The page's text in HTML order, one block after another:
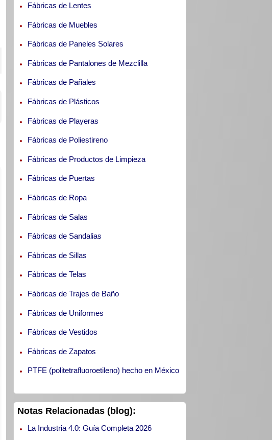
Fábricas de Lentes
Fábricas de Muebles
Fábricas de Paneles Solares
Fábricas de Pantalones de Mezclilla
Fábricas de Pañales
Fábricas de Plásticos
Fábricas de Playeras
Fábricas de Poliestireno
Fábricas de Productos de Limpieza
Fábricas de Puertas
Fábricas de Ropa
Fábricas de Salas
Fábricas de Sandalias
Fábricas de Sillas
Fábricas de Telas
Fábricas de Trajes de Baño
Fábricas de Uniformes
Fábricas de Vestidos
Fábricas de Zapatos
PTFE (politetrafluoroetileno) hecho en México
Notas Relacionadas (blog):
La Industria 4.0: Guía Completa 2026